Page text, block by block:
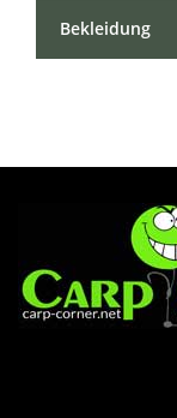
Bekleidung